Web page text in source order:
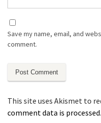
Save my name, email, and
comment.
This site uses Akismet to
comment data is processed.